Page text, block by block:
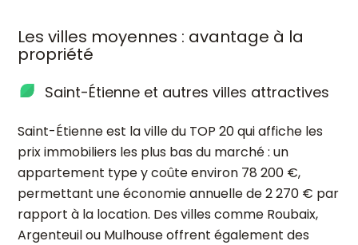
Les villes moyennes : avantage à la
propriété
Saint-Étienne et autres villes attractives
Saint-Étienne est la ville du TOP 20 qui affiche les
prix immobiliers les plus bas du marché : un
appartement type y coûte environ 78 200 €,
permettant une économie annuelle de 2 270 € par
rapport à la location. Des villes comme Roubaix,
Argenteuil ou Mulhouse offrent également des